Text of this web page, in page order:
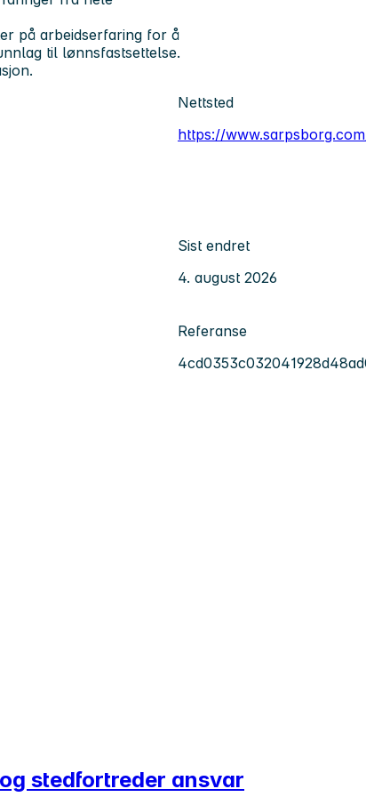
på arbeidserfaring for å
til lønnsfastsettelse.
Nettsted
https://
Sist endret
4. august 2026
Referanse
stedfortreder ansvar